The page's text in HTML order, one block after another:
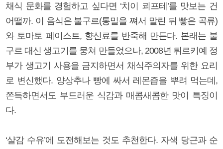
채식 문화를 경험하고 싶다면 ‘치이 쾨프테’를 맛보는 건
어떨까. 이 음식은 불구르(통밀을 쪄서 말린 뒤 빻은 곡류)
와 토마토 페이스트, 향신료를 반죽해 만든다. 본래는 불
구르 대신 생고기를 뭉쳐 만들었으나, 2008년 튀르키예 정
부가 생고기 사용을 금지하면서 채식주의자를 위한 요리
로 변신했다. 양상추나 빵에 싸서 레몬즙을 뿌려 먹는데,
쫀득하면서도 부드러운 식감과 매콤새콤한 맛이 특징이
다.
‘샬감 수유’에 도전해보는 것도 추천한다. 자색 당근과 순